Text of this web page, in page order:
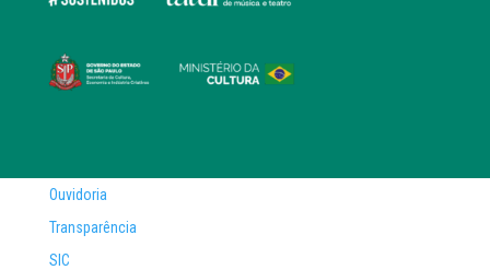
Ouvidoria
Transparência
SIC